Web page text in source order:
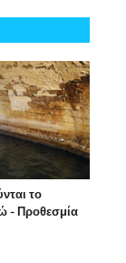
το
- Προθεσμία